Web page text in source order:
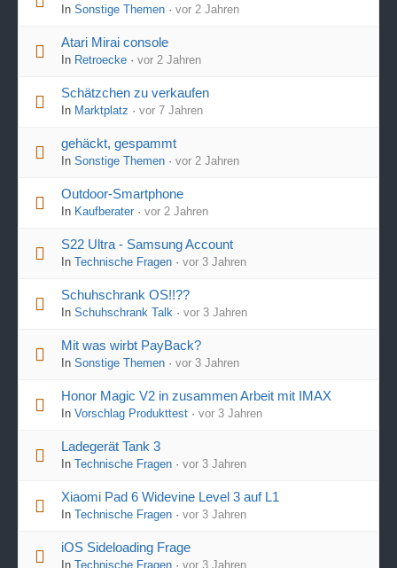
In Sonstige Themen · vor 2 Jahren
Atari Mirai console
In Retroecke · vor 2 Jahren
Schätzchen zu verkaufen
In Marktplatz · vor 7 Jahren
gehäckt, gespammt
In Sonstige Themen · vor 2 Jahren
Outdoor-Smartphone
In Kaufberater · vor 2 Jahren
S22 Ultra - Samsung Account
In Technische Fragen · vor 3 Jahren
Schuhschrank OS!!??
In Schuhschrank Talk · vor 3 Jahren
Mit was wirbt PayBack?
In Sonstige Themen · vor 3 Jahren
Honor Magic V2 in zusammen Arbeit mit IMAX
In Vorschlag Produkttest · vor 3 Jahren
Ladegerät Tank 3
In Technische Fragen · vor 3 Jahren
Xiaomi Pad 6 Widevine Level 3 auf L1
In Technische Fragen · vor 3 Jahren
iOS Sideloading Frage
In Technische Fragen · vor 3 Jahren